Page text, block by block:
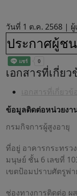
วันที่ 1 ต.ค. 2568 |
ประกาศผู้ช
เอกสารที่เกี่ยว
เอกสารที่เกี่ยว
ข้อมูลติดต่อหน่วยงา
กรมกิจการผู้สูงอายุ
ที่อยู่ อาคารกระทร
มนุษย์ ชั้น 6 เลขที่
เขตป้อมปราบศัตรูพ่า
ช่องทางการติดต่อ ผ